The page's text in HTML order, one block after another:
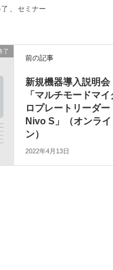
セミナー
了
前の記事
新規機器導入説明会
「マルチモードマイ
ロプレートリーダー
Nivo S」（オンライ
ン）
2022年4月13日